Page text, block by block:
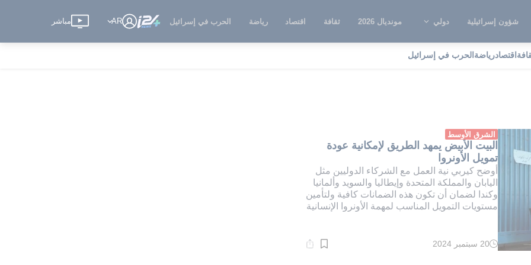
شؤون إسرائيلية دولي مونديال 2026 ثقافة اقتصاد رياضة الحرب في إسرائيل AR مباشر
اقتصادرياضة الحرب في إسرائيل
الشرق الأوسط
البيت الأبيض يمهد الطريق لإمكانية عودة
تمويل الأونروا
أوضح كيربي نية العمل مع الشركاء الدوليين مثل
اليابان والمملكة المتحدة وإيطاليا والسويد وألمانيا
وكندا لضمان أن تكون هذه الضمانات كافية ولتأمين
مستويات التمويل المناسب لمهمة الأونروا الإنسانية
وقت
20 سبتمبر 2024